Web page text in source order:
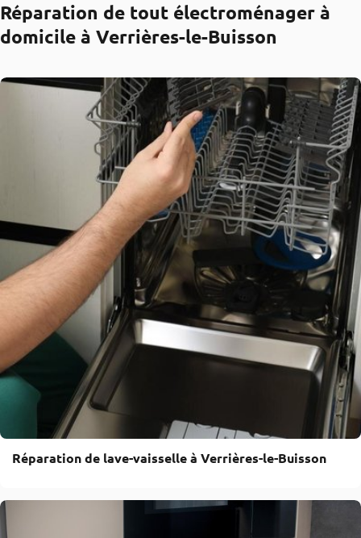
Réparation de tout électroménager à
domicile à Verrières-le-Buisson
Réparation de lave-vaisselle à Verrières-le-Buisson